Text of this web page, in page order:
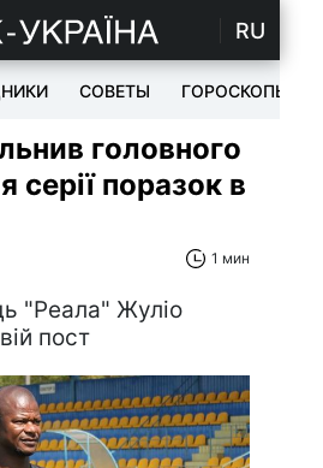
RU
СОВЕТЫ ГОРОСКОПЫ
головного
серії поразок в
1 мин
"Реала" Жуліо
пост